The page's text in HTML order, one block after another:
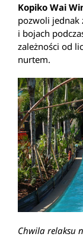
Kopiko Wai
pozwoli jednak
i bojach
zależności od
nurtem.
Chwila relaksu